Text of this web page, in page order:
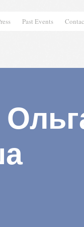
Past Events